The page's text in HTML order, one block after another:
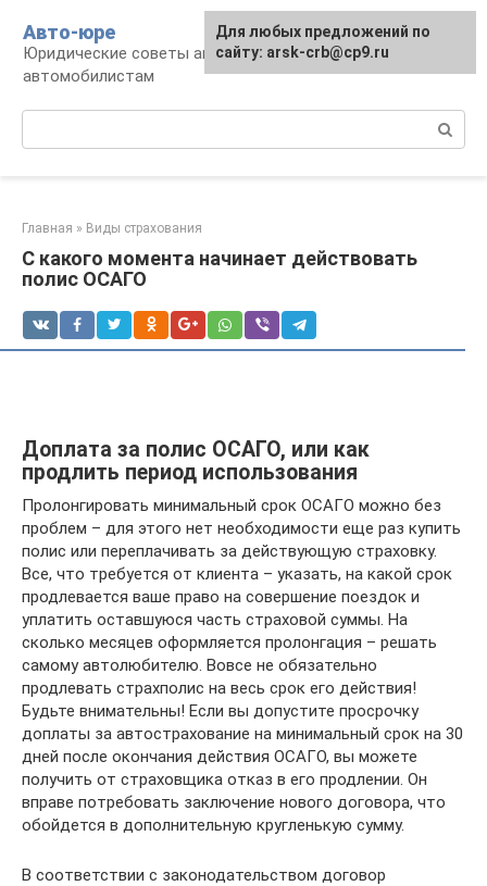
контенту
Авто-юре
Юридические советы автовладельцам и
автомобилистам
Главная » Виды страхования
С какого момента начинает действовать
полис ОСАГО
Доплата за полис ОСАГО, или как
продлить период использования
Пролонгировать минимальный срок ОСАГО можно без
проблем – для этого нет необходимости еще раз купить
полис или переплачивать за действующую страховку.
Все, что требуется от клиента – указать, на какой срок
продлевается ваше право на совершение поездок и
уплатить оставшуюся часть страховой суммы. На
сколько месяцев оформляется пролонгация – решать
самому автолюбителю. Вовсе не обязательно
продлевать страхполис на весь срок его действия!
Будьте внимательны! Если вы допустите просрочку
доплаты за автострахование на минимальный срок на 30
дней после окончания действия ОСАГО, вы можете
получить от страховщика отказ в его продлении. Он
вправе потребовать заключение нового договора, что
обойдется в дополнительную кругленькую сумму.
В соответствии с законодательством договор
Для любых предложений по
сайту: arsk-crb@cp9.ru